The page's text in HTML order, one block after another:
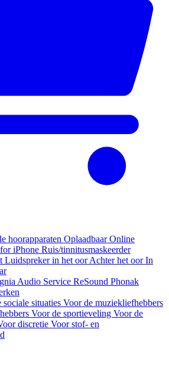
hoorapparaten OplaadbaarOnline
iPhone Ruis/tinnitusmaskeerder
Luidspreker in het oorAchter het oorIn
Audio Service ReSound Phonak
sociale situaties Voor de muziekliefhebbers
Voor de sportieveling Voor de
discretie Voor stof- en